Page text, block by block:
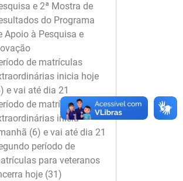
e 2ª Mostra de
do Programa
Apoio à Pesquisa e
de matrículas
inicia hoje
e vai até dia 21
de matrículas
inicia
(6) e vai até dia 21
período de
para veteranos
hoje (31)